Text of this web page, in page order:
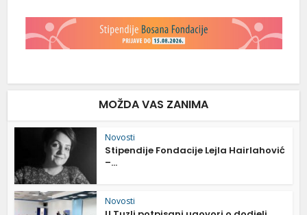
MOŽDA VAS ZANIMA
Novosti
Stipendije Fondacije Lejla Hairlahović
–...
Novosti